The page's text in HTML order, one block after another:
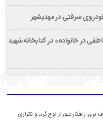
در خانواده» در کتابخانه شهید
برق، راهکار عبور از اوج گرما و ناترازی